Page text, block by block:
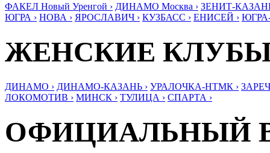
ФАКЕЛ Новый Уренгой › ДИНАМО Москва › ЗЕНИТ-
ЮГРА › НОВА › ЯРОСЛАВИЧ › КУЗБАСС › ЕНИСЕЙ ›
ЖЕНСКИЕ
ДИНАМО › ДИНАМО-КАЗАНЬ › УРАЛОЧКА-НТМК ›
ЛОКОМОТИВ › МИНСК › ТУЛИЦА › СПАРТА ›
ОФИЦИАЛЬНЫЙ